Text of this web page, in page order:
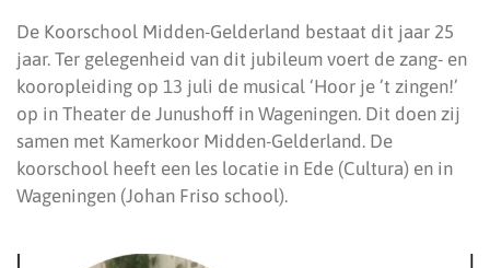
De Koorschool Midden-Gelderland bestaat dit jaar 25
jaar. Ter gelegenheid van dit jubileum voert de zang- en
kooropleiding op 13 juli de musical ‘Hoor je ’t zingen!’
op in Theater de Junushoff in Wageningen. Dit doen zij
samen met Kamerkoor Midden-Gelderland. De
koorschool heeft een les locatie in Ede (Cultura) en in
Wageningen (Johan Friso school).